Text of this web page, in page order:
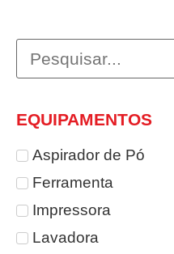
EQUIPAMENTOS
Aspirador de Pó
Ferramenta
Impressora
Lavadora